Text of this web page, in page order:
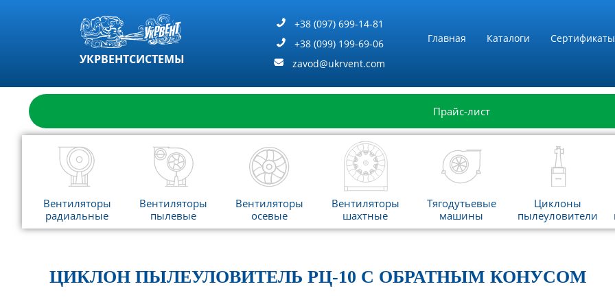
УКРВЕНТСИСТЕМЫ
+38 (097) 699-14-81
+38 (099) 199-69-06
zavod@ukrvent.com
Главная Каталоги Сертификаты
Прайс-лист
Вентиляторы
радиальные
Вентиляторы
пылевые
Вентиляторы
осевые
Вентиляторы
шахтные
Тягодутьевые
машины
Циклоны
пылеуловители
ЦИКЛОН ПЫЛЕУЛОВИТЕЛЬ РЦ-10 С ОБРАТНЫМ КОНУСОМ